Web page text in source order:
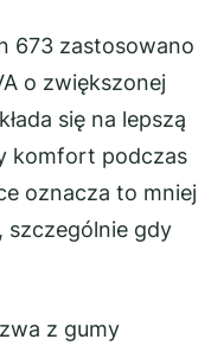
673 zastosowano
o zwiększonej
się na lepszą
komfort podczas
oznacza to mniej
szczególnie gdy
z gumy